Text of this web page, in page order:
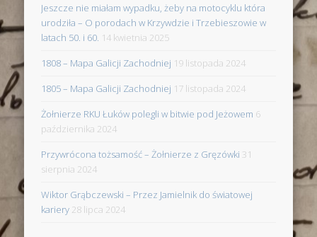
Jeszcze nie miałam wypadku, żeby na motocyklu która
urodziła – O porodach w Krzywdzie i Trzebieszowie w
latach 50. i 60. 14 kwietnia 2025
1808 – Mapa Galicji Zachodniej 19 listopada 2024
1805 – Mapa Galicji Zachodniej 17 listopada 2024
Żołnierze RKU Łuków polegli w bitwie pod Jeżowem 6
października 2024
Przywrócona tożsamość – Żołnierze z Gręzówki 31
sierpnia 2024
Wiktor Grąbczewski – Przez Jamielnik do światowej
kariery 28 lipca 2024